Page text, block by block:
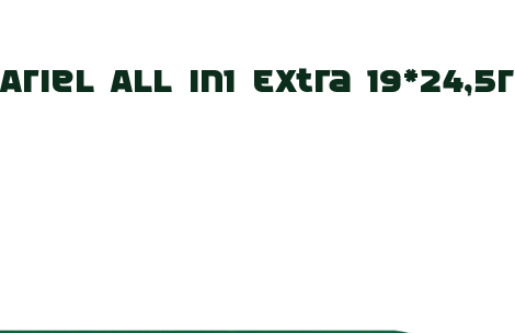
All in1 Extra 19*24,5г